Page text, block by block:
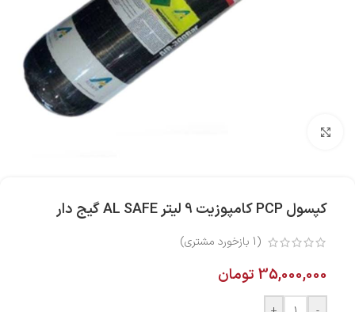
کپسول PCP کامپوزیت 9 لیتر AL SAFE گیج دار
(
1 بازخورد مشتری)
35,000,000 تومان